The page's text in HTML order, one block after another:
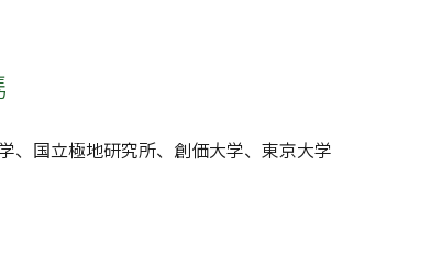
、国立極地研究所、創価大学、東京大学